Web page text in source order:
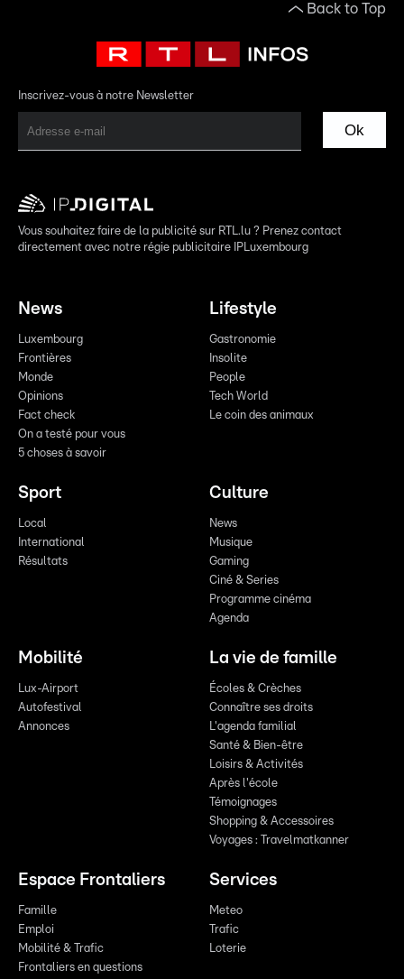
Back to Top
Inscrivez-vous à notre Newsletter
Ok
Vous souhaitez faire de la publicité sur RTL.lu ? Prenez contact
directement avec notre régie publicitaire IPLuxembourg
News
Luxembourg
Frontières
Monde
Opinions
Fact check
On a testé pour vous
5 choses à savoir
Lifestyle
Gastronomie
Insolite
People
Tech World
Le coin des animaux
Sport
Local
International
Résultats
Culture
News
Musique
Gaming
Ciné & Series
Programme cinéma
Agenda
Mobilité
Lux-Airport
Autofestival
Annonces
La vie de famille
Écoles & Crèches
Connaître ses droits
L'agenda familial
Santé & Bien-être
Loisirs & Activités
Après l'école
Témoignages
Shopping & Accessoires
Voyages : Travelmatkanner
Espace Frontaliers
Famille
Emploi
Mobilité & Trafic
Frontaliers en questions
Services
Meteo
Trafic
Loterie